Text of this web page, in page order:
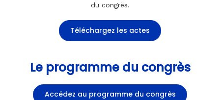
du congrès.
Téléchargez les actes
Le programme du congrès
Accédez au programme du congrès